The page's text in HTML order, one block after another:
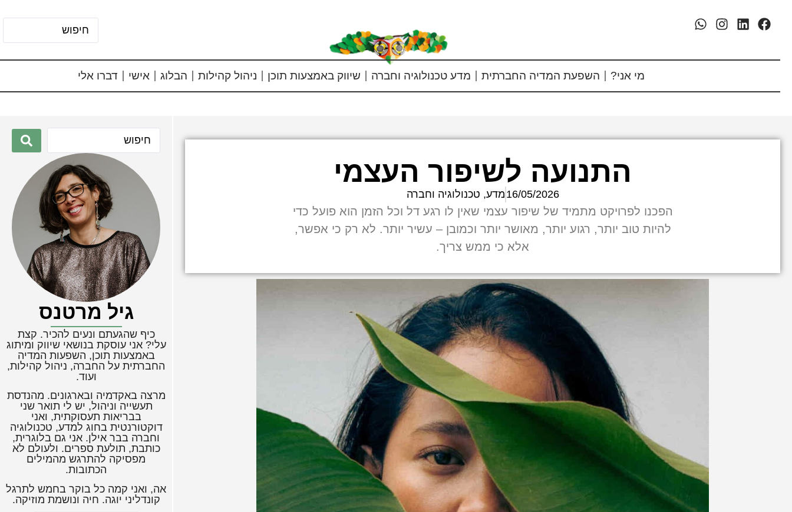
מי אני? השפעת המדיה החברתית מדע טכנולוגיה וחברה שיווק באמצעות תוכן ניהול קהילות הבלוג אישי דברו אלי
התנועה לשיפור העצמי
16/05/2026 מדע, טכנולוגיה וחברה
הפכנו לפרויקט מתמיד של שיפור עצמי שאין לו רגע דל וכל הזמן הוא פועל כדי
להיות טוב יותר, רגוע יותר, מאושר יותר וכמובן – עשיר יותר. לא רק כי אפשר,
אלא כי ממש צריך.
גיל מרטנס
כיף שהגעתם ונעים להכיר. קצת
עלי? אני עוסקת בנושאי שיווק ומיתוג
באמצעות תוכן, השפעות המדיה
החברתית על החברה, ניהול קהילות,
ועוד.
מרצה באקדמיה ובארגונים. מהנדסת
תעשייה וניהול, יש לי תואר שני
בבריאות תעסוקתית, ואני
דוקטורנטית בחוג למדע, טכנולוגיה
וחברה בבר אילן. אני גם בלוגרית,
כותבת, תולעת ספרים. ולעולם לא
מפסיקה להתרגש מהמילים
הכתובות.
אה, ואני קמה כל בוקר בחמש לתרגל
קונדליני יוגה. חיה ונושמת מוזיקה.